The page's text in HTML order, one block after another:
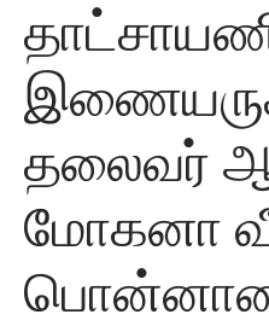
தலைவர்
மோகனா